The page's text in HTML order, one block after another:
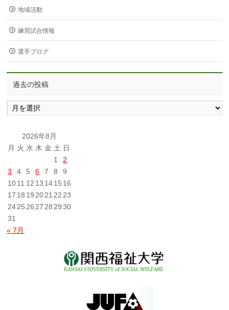
地域活動
練習試合情報
選手ブログ
過去の投稿
過
去
2026年8月
月 火 水 木 金 土 日
1
2
3
4 5 6 7 8
9
1011 12 13 1415 16
17 18 19 2021 22 23
2425 26 27 28 29 30
31
« 7月